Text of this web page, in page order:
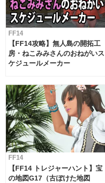
FF14
【FF14攻略】無人島の開拓工
房・ねこみみさんのおねがいス
ケジュールメーカー
FF14
【FF14 トレジャーハント】宝
の地図G17（古ぼけた地図